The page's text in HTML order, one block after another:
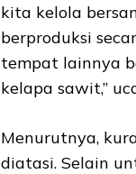
kita kelola
berproduksi
tempat lainnya
kelapa sawit,”
Menurutnya,
diatasi. Selain